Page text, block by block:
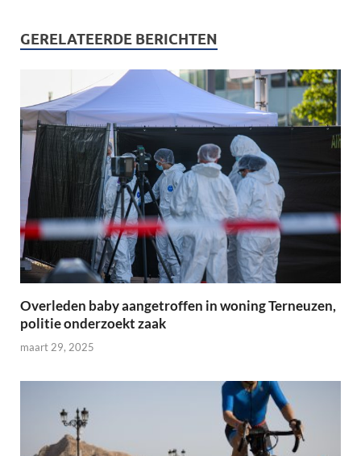
GERELATEERDE BERICHTEN
Overleden baby aangetroffen in woning Terneuzen,
politie onderzoekt zaak
maart 29, 2025